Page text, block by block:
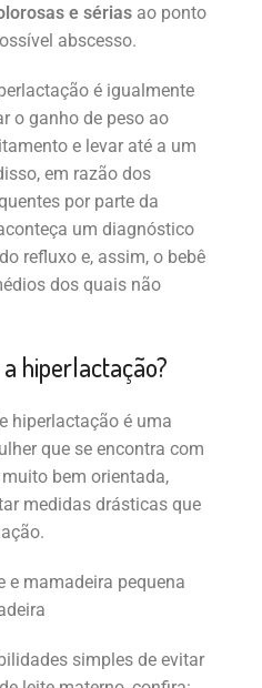
e sérias ao ponto
abscesso.
é igualmente
o ganho de peso ao
e levar até a um
em razão dos
por parte da
um diagnóstico
refluxo e, assim, o bebê
dos quais não
hiperlactação?
hiperlactação é uma
que se encontra com
bem orientada,
medidas drásticas que
simples de evitar